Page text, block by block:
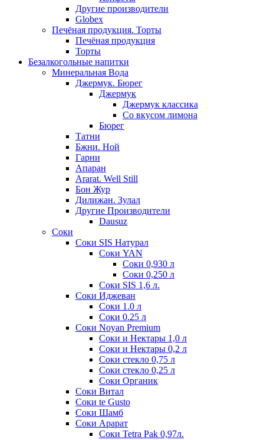
Другие производители
Globex
Печёная продукция. Торты
Печёная продукция
Торты
Безалкогольные напитки
Минеральная Вода
Джермук. Бюрег
Джермук
Джермук классика
Со вкусом лимона
Бюрег
Татни
Бжни. Ной
Гарни
Апаран
Ararat. Well Still
Бон Жур
Дилижан. Зулал
Другие Производители
Dausuz
Соки
Соки SIS Натурал
Соки YAN
Соки 0,930 л
Соки 0,250 л
Соки SIS 1,6 л.
Соки Иджеван
Соки 1.0 л
Соки 0.25 л
Соки Noyan Premium
Соки и Нектары 1,0 л
Соки и Нектары 0,2 л
Соки стекло 0,75 л
Соки стекло 0,25 л
Соки Органик
Соки Витал
Соки te Gusto
Соки Шамб
Соки Арарат
Соки Tetra Pak 0,97л.